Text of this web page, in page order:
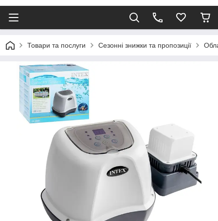
Товари та послуги Сезонні знижки та пропозиції